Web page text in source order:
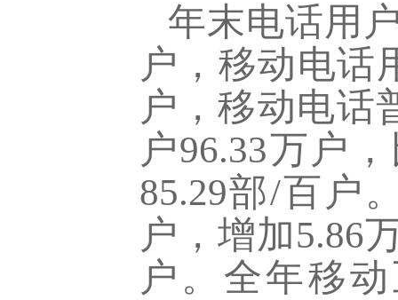
年末电话用
户，移动电话
户，移动电话
户96.33万户
85.29部/百户
户，增加5.86
户。全年移